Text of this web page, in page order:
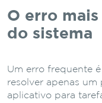
O erro
do sistema
Um erro frequente
resolver apenas
aplicativo para